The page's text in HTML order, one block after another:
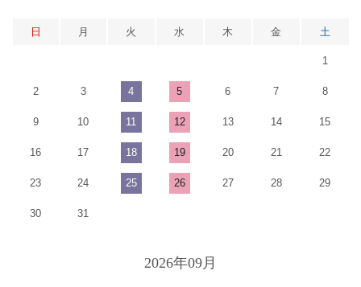
日 月 火 水 木 金 土
1
2 3 4 5 6 7 8
9 10 11 12 13 14 15
16 17 18 19 20 21 22
23 24 25 26 27 28 29
30 31
2026年09月